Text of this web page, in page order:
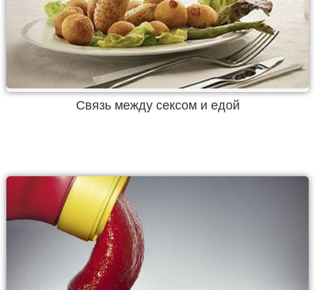
Связь между сексом и едой